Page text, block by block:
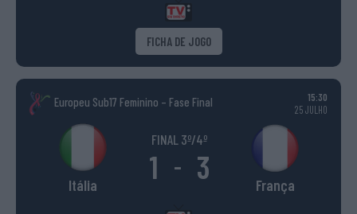
FICHA DE JOGO
Europeu Sub17 Feminino – Fase Final
15:30
25 JULHO
Itália
FINAL 3º/4º
1 - 3 França